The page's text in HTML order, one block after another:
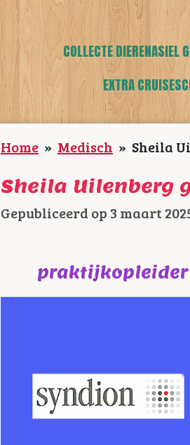
COLLECTE DIERENASIEL
EXTRA
Home » Medisch » Sheila
Sheila Uilenberg
Gepubliceerd op 3 maart
praktijkopleider